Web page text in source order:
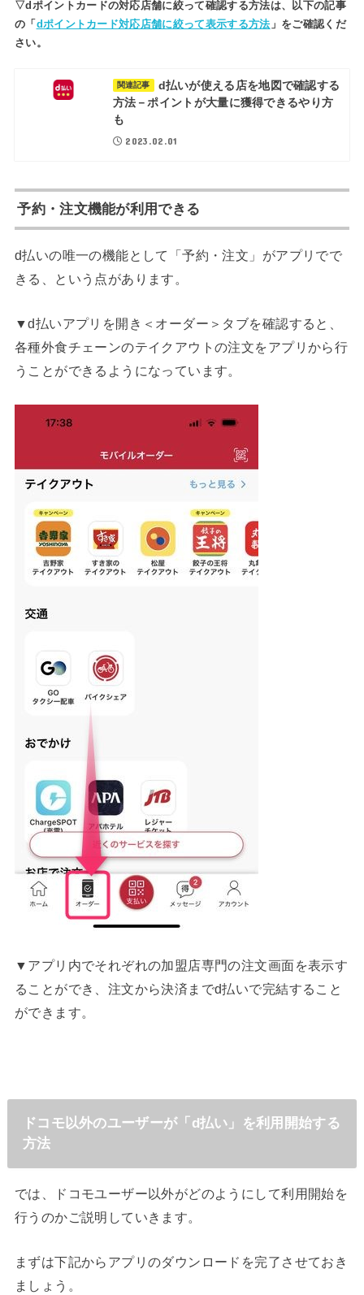
▽dポイントカードの対応店舗に絞って確認する方法は、以下の記事
の「 dポイントカード対応店舗に絞って表示する方法」をご確認くだ
さい。
関連記事
d払いが使える店を地図で確認する
方法－ポイントが大量に獲得できるやり方
も
2023.02.01
予約・注文機能が利用できる
d払いの唯一の機能として「予約・注文」がアプリでで
きる、という点があります。
▼d払いアプリを開き＜オーダー＞タブを確認すると、
各種外食チェーンのテイクアウトの注文をアプリから行
うことができるようになっています。
▼アプリ内でそれぞれの加盟店専門の注文画面を表示す
ることができ、注文から決済までd払いで完結すること
ができます。
ドコモ以外のユーザーが「d払い」を利用開始する
方法
では、ドコモユーザー以外がどのようにして利用開始を
行うのかご説明していきます。
まずは下記からアプリのダウンロードを完了させておき
ましょう。